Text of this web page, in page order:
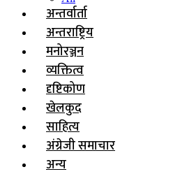
अन्तर्वार्ता
अन्तराष्ट्रिय
मनोरञ्जन
व्यक्तित्व
दृष्टिकोण
खेलकुद
साहित्य
अंग्रेजी समाचार
अन्य